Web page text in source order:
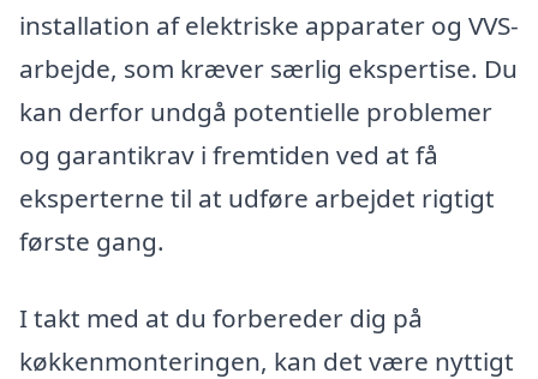
installation af elektriske apparater og VVS-
arbejde, som kræver særlig ekspertise. Du
kan derfor undgå potentielle problemer
og garantikrav i fremtiden ved at få
eksperterne til at udføre arbejdet rigtigt
første gang.
I takt med at du forbereder dig på
køkkenmonteringen, kan det være nyttigt